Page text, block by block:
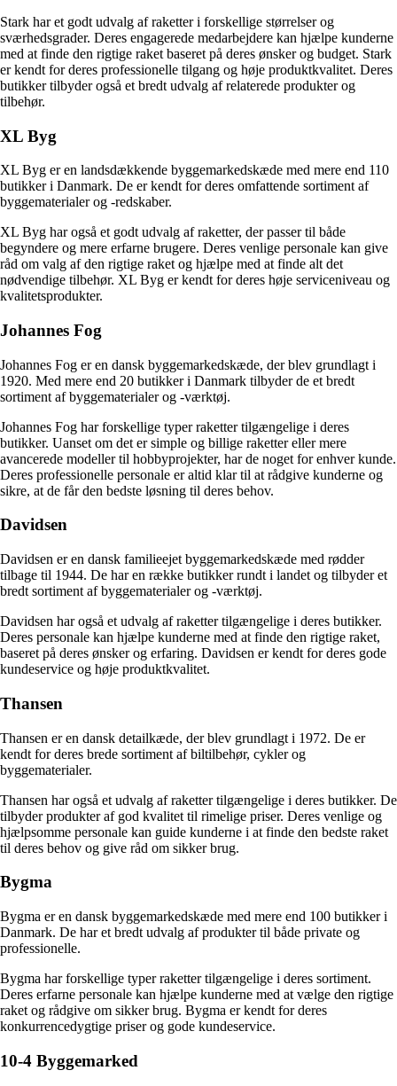
Stark har et godt udvalg af raketter i forskellige størrelser og
sværhedsgrader. Deres engagerede medarbejdere kan hjælpe kunderne
med at finde den rigtige raket baseret på deres ønsker og budget. Stark
er kendt for deres professionelle tilgang og høje produktkvalitet. Deres
butikker tilbyder også et bredt udvalg af relaterede produkter og
tilbehør.
XL Byg
XL Byg er en landsdækkende byggemarkedskæde med mere end 110
butikker i Danmark. De er kendt for deres omfattende sortiment af
byggematerialer og -redskaber.
XL Byg har også et godt udvalg af raketter, der passer til både
begyndere og mere erfarne brugere. Deres venlige personale kan give
råd om valg af den rigtige raket og hjælpe med at finde alt det
nødvendige tilbehør. XL Byg er kendt for deres høje serviceniveau og
kvalitetsprodukter.
Johannes Fog
Johannes Fog er en dansk byggemarkedskæde, der blev grundlagt i
1920. Med mere end 20 butikker i Danmark tilbyder de et bredt
sortiment af byggematerialer og -værktøj.
Johannes Fog har forskellige typer raketter tilgængelige i deres
butikker. Uanset om det er simple og billige raketter eller mere
avancerede modeller til hobbyprojekter, har de noget for enhver kunde.
Deres professionelle personale er altid klar til at rådgive kunderne og
sikre, at de får den bedste løsning til deres behov.
Davidsen
Davidsen er en dansk familieejet byggemarkedskæde med rødder
tilbage til 1944. De har en række butikker rundt i landet og tilbyder et
bredt sortiment af byggematerialer og -værktøj.
Davidsen har også et udvalg af raketter tilgængelige i deres butikker.
Deres personale kan hjælpe kunderne med at finde den rigtige raket,
baseret på deres ønsker og erfaring. Davidsen er kendt for deres gode
kundeservice og høje produktkvalitet.
Thansen
Thansen er en dansk detailkæde, der blev grundlagt i 1972. De er
kendt for deres brede sortiment af biltilbehør, cykler og
byggematerialer.
Thansen har også et udvalg af raketter tilgængelige i deres butikker. De
tilbyder produkter af god kvalitet til rimelige priser. Deres venlige og
hjælpsomme personale kan guide kunderne i at finde den bedste raket
til deres behov og give råd om sikker brug.
Bygma
Bygma er en dansk byggemarkedskæde med mere end 100 butikker i
Danmark. De har et bredt udvalg af produkter til både private og
professionelle.
Bygma har forskellige typer raketter tilgængelige i deres sortiment.
Deres erfarne personale kan hjælpe kunderne med at vælge den rigtige
raket og rådgive om sikker brug. Bygma er kendt for deres
konkurrencedygtige priser og gode kundeservice.
10-4 Byggemarked